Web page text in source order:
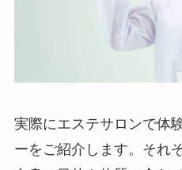
実際にエステサロンで体
ーをご紹介します。それ